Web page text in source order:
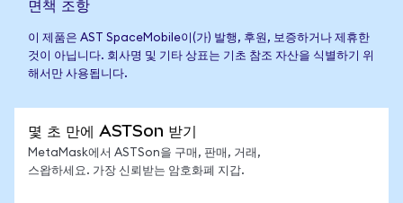
면책 조항
이 제품은 AST SpaceMobile이(가) 발행, 후원, 보증하거나 제휴한
것이 아닙니다. 회사명 및 기타 상표는 기초 참조 자산을 식별하기 위
해서만 사용됩니다.
몇 초 만에 ASTSon 받기
MetaMask에서 ASTSon을 구매, 판매, 거래,
스왑하세요. 가장 신뢰받는 암호화폐 지갑.